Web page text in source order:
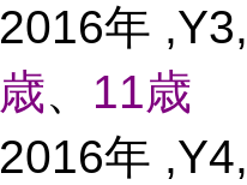
2016年
歳、 11歳
2016年